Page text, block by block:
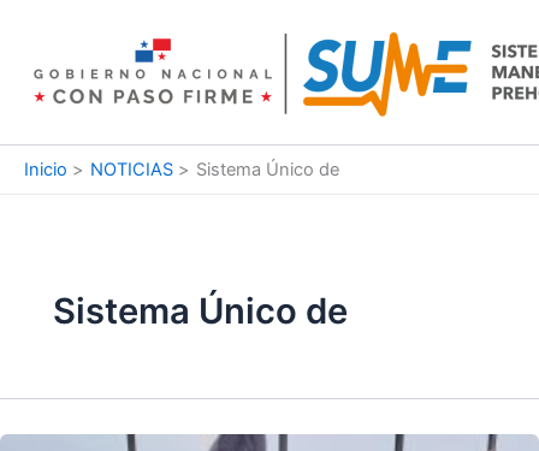
contenido
Inicio NOTICIAS Sistema Único de
Sistema Único de